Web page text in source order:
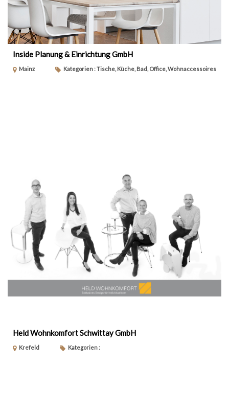
Inside Planung & Einrichtung GmbH
Mainz Kategorien : Tische, Küche, Bad, Office, Wohnaccessoires
Held Wohnkomfort Schwittay GmbH
Krefeld Kategorien :